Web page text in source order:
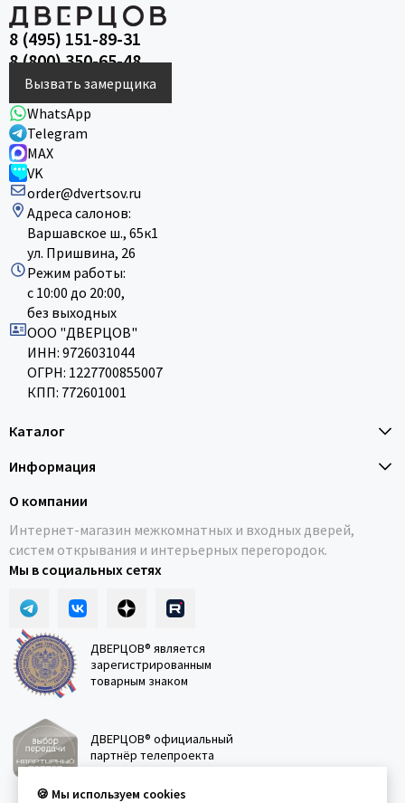
8 (495) 151-89-31
8 (800) 350-65-48
Вызвать замерщика
WhatsApp
Telegram
MAX
VK
order@dvertsov.ru
Адреса салонов:
Варшавское ш., 65к1
ул. Пришвина, 26
Режим работы:
с 10:00 до 20:00,
без выходных
ООО "ДВЕРЦОВ"
ИНН: 9726031044
ОГРН: 1227700855007
КПП: 772601001
Каталог
Информация
О компании
Интернет-магазин межкомнатных и входных дверей,
систем открывания и интерьерных перегородок.
Мы в социальных сетях
ДВЕРЦОВ® является
зарегистрированным
товарным знаком
ДВЕРЦОВ® официальный
партнёр телепроекта
🍪 Мы используем cookies